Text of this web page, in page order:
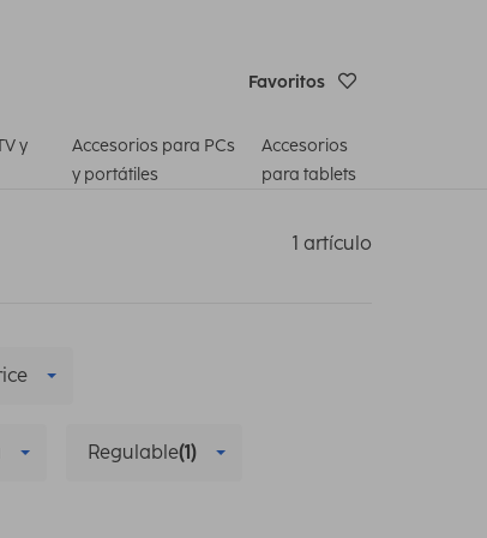
Favoritos
y
Accesorios para PCs
y portátiles
Accesorios
para tablets
1 artículo
Regulable(1)